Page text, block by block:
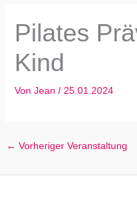
Pilates
Kind
VonJean/25.01.2024
← Vorheriger Veranstaltung